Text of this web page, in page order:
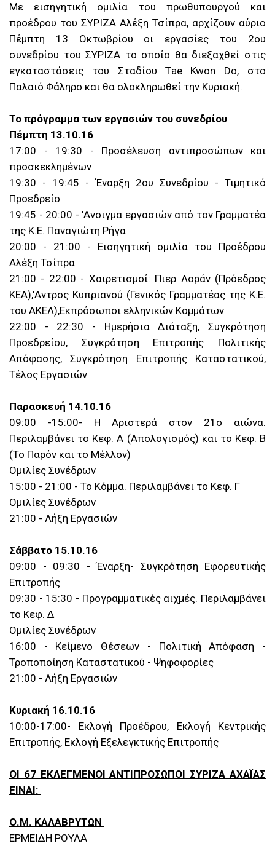
Με εισηγητική ομιλία του πρωθυπουργού και
προέδρου του ΣΥΡΙΖΑ Αλέξη Τσίπρα, αρχίζουν αύριο
Πέμπτη 13 Οκτωβρίου οι εργασίες του 2ου
συνεδρίου του ΣΥΡΙΖΑ το οποίο θα διεξαχθεί στις
εγκαταστάσεις του Σταδίου Tae Kwon Do, στο
Παλαιό Φάληρο και θα ολοκληρωθεί την Κυριακή.
Το πρόγραμμα των εργασιών του συνεδρίου
Πέμπτη 13.10.16
17:00 - 19:30 - Προσέλευση αντιπροσώπων και
προσκεκλημένων
19:30 - 19:45 - Έναρξη 2ου Συνεδρίου - Τιμητικό
Προεδρείο
19:45 - 20:00 - 'Ανοιγμα εργασιών από τον Γραμματέα
της Κ.Ε. Παναγιώτη Ρήγα
20:00 - 21:00 - Εισηγητική ομιλία του Προέδρου
Αλέξη Τσίπρα
21:00 - 22:00 - Χαιρετισμοί: Πιερ Λοράν (Πρόεδρος
ΚΕΑ),'Αντρος Κυπριανού (Γενικός Γραμματέας της Κ.Ε.
του ΑΚΕΛ),Εκπρόσωποι ελληνικών Κομμάτων
22:00 - 22:30 - Ημερήσια Διάταξη, Συγκρότηση
Προεδρείου, Συγκρότηση Επιτροπής Πολιτικής
Απόφασης, Συγκρότηση Επιτροπής Καταστατικού,
Τέλος Εργασιών
Παρασκευή 14.10.16
09:00 -15:00- Η Αριστερά στον 21ο αιώνα.
Περιλαμβάνει το Κεφ. Α (Απολογισμός) και το Κεφ. Β
(Το Παρόν και το Μέλλον)
Ομιλίες Συνέδρων
15:00 - 21:00 - Το Κόμμα. Περιλαμβάνει το Κεφ. Γ
Ομιλίες Συνέδρων
21:00 - Λήξη Εργασιών
Σάββατο 15.10.16
09:00 - 09:30 - Έναρξη- Συγκρότηση Εφορευτικής
Επιτροπής
09:30 - 15:30 - Προγραμματικές αιχμές. Περιλαμβάνει
το Κεφ. Δ
Ομιλίες Συνέδρων
16:00 - Κείμενο Θέσεων - Πολιτική Απόφαση -
Τροποποίηση Καταστατικού - Ψηφοφορίες
21:00 - Λήξη Εργασιών
Κυριακή 16.10.16
10:00-17:00- Εκλογή Προέδρου, Εκλογή Κεντρικής
Επιτροπής, Εκλογή Εξελεγκτικής Επιτροπής
ΟΙ 67 ΕΚΛΕΓΜΕΝΟΙ ΑΝΤΙΠΡΟΣΩΠΟΙ ΣΥΡΙΖΑ ΑΧΑΪΑΣ
ΕΙΝΑΙ:
Ο.Μ. ΚΑΛΑΒΡΥΤΩΝ
ΕΡΜΕΙΔΗ ΡΟΥΛΑ